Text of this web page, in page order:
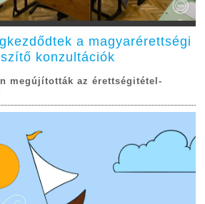
a magyarérettségi
konzultációk
megújították az érettségitétel-